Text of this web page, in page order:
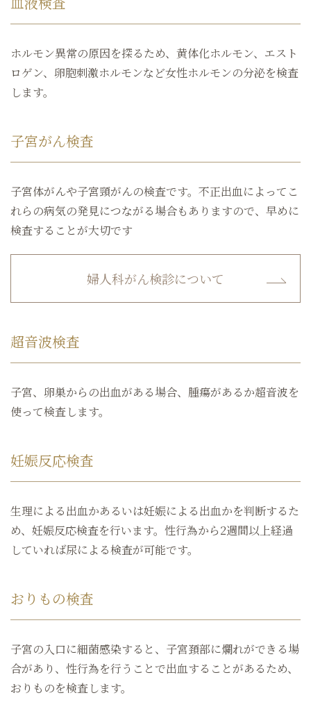
ホルモン異常の原因を探るため、黄体化ホルモン、エスト
ロゲン、卵胞刺激ホルモンなど女性ホルモンの分泌を検査
します。
子宮がん検査
子宮体がんや子宮頸がんの検査です。不正出血によってこ
れらの病気の発見につながる場合もありますので、早めに
検査することが大切です
婦人科がん検診について
超音波検査
子宮、卵巣からの出血がある場合、腫瘍があるか超音波を
使って検査します。
妊娠反応検査
生理による出血かあるいは妊娠による出血かを判断するた
め、妊娠反応検査を行います。性行為から2週間以上経過
していれば尿による検査が可能です。
おりもの検査
子宮の入口に細菌感染すると、子宮頚部に爛れができる場
合があり、性行為を行うことで出血することがあるため、
おりものを検査します。